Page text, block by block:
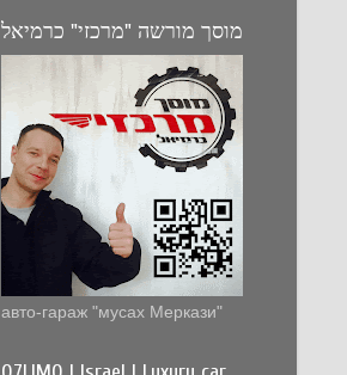
מוסך מורשה "מרכזי" כרמיאל
авто-гараж "мусах Меркази"